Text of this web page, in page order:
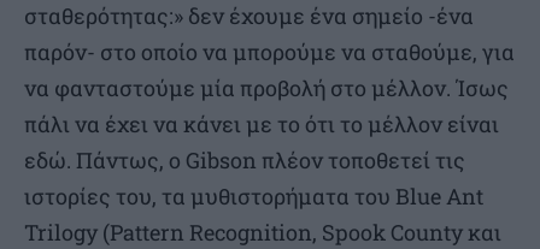
σταθερότητας:» δεν έχουμε ένα σημείο -ένα
παρόν- στο οποίο να μπορούμε να σταθούμε, για
να φανταστούμε μία προβολή στο μέλλον. Ίσως
πάλι να έχει να κάνει με το ότι το μέλλον είναι
εδώ. Πάντως, ο Gibson πλέον τοποθετεί τις
ιστορίες του, τα μυθιστορήματα του Blue Ant
Trilogy (Pattern Recognition, Spook County και